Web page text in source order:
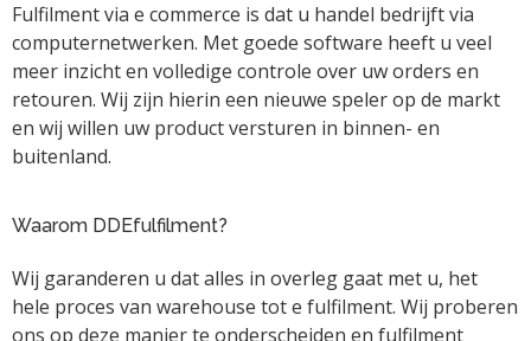
Fulfilment via e commerce is dat u handel bedrijft via
computernetwerken. Met goede software heeft u veel
meer inzicht en volledige controle over uw orders en
retouren. Wij zijn hierin een nieuwe speler op de markt
en wij willen uw product versturen in binnen- en
buitenland.
Waarom DDEfulfilment?
Wij garanderen u dat alles in overleg gaat met u, het
hele proces van warehouse tot e fulfilment. Wij proberen
ons op deze manier te onderscheiden en fulfilment